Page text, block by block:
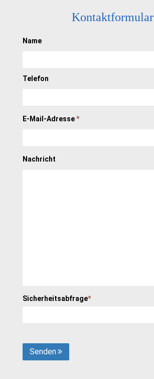
Kontaktformular
Name
Telefon
E-Mail-Adresse*
Nachricht
Sicherheitsabfrage*
Senden